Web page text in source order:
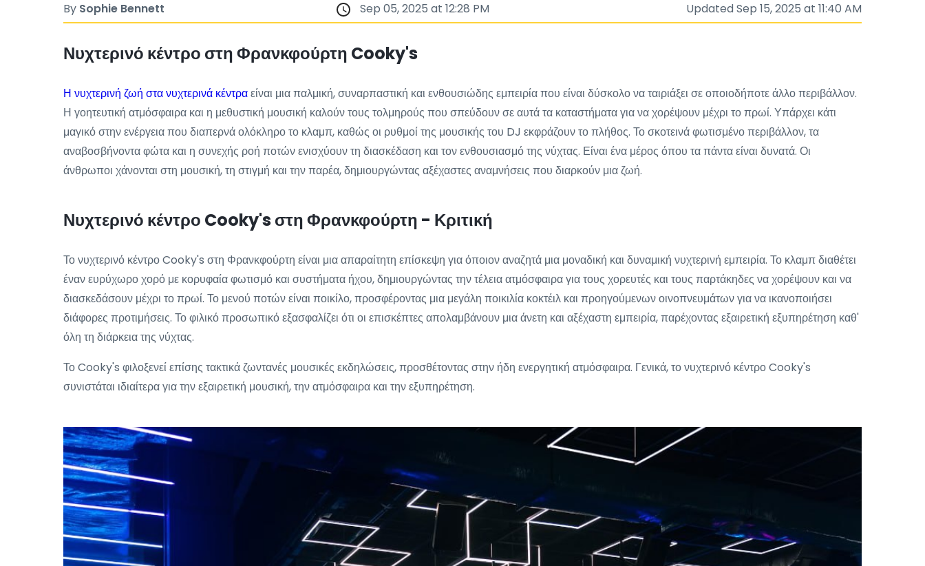
By Sophie Bennett Sep 05, 2025 at 12:28 PM Updated Sep 15, 2025 at 11:40 AM
Νυχτερινό κέντρο στη Φρανκφούρτη Cooky's
Η νυχτερινή ζωή στα νυχτερινά κέντραείναι μια παλμική, συναρπαστική και ενθουσιώδης εμπειρία που είναι δύσκολο να ταιριάξει σε οποιοδήποτε άλλο περιβάλλον.
Η γοητευτική ατμόσφαιρα και η μεθυστική μουσική καλούν τους τολμηρούς που σπεύδουν σε αυτά τα καταστήματα για να χορέψουν μέχρι το πρωί. Υπάρχει κάτι
μαγικό στην ενέργεια που διαπερνά ολόκληρο το κλαμπ, καθώς οι ρυθμοί της μουσικής του DJ εκφράζουν το πλήθος. Το σκοτεινά φωτισμένο περιβάλλον, τα
αναβοσβήνοντα φώτα και η συνεχής ροή ποτών ενισχύουν τη διασκέδαση και τον ενθουσιασμό της νύχτας. Είναι ένα μέρος όπου τα πάντα είναι δυνατά. Οι
άνθρωποι χάνονται στη μουσική, τη στιγμή και την παρέα, δημιουργώντας αξέχαστες αναμνήσεις που διαρκούν μια ζωή.
Νυχτερινό κέντρο Cooky's στη Φρανκφούρτη - Κριτική
Το νυχτερινό κέντρο Cooky's στη Φρανκφούρτη είναι μια απαραίτητη επίσκεψη για όποιον αναζητά μια μοναδική και δυναμική νυχτερινή εμπειρία. Το κλαμπ διαθέτει
έναν ευρύχωρο χορό με κορυφαία φωτισμό και συστήματα ήχου, δημιουργώντας την τέλεια ατμόσφαιρα για τους χορευτές και τους παρτάκηδες να χορέψουν και να
διασκεδάσουν μέχρι το πρωί. Το μενού ποτών είναι ποικίλο, προσφέροντας μια μεγάλη ποικιλία κοκτέιλ και προηγούμενων οινοπνευμάτων για να ικανοποιήσει
διάφορες προτιμήσεις. Το φιλικό προσωπικό εξασφαλίζει ότι οι επισκέπτες απολαμβάνουν μια άνετη και αξέχαστη εμπειρία, παρέχοντας εξαιρετική εξυπηρέτηση καθ'
όλη τη διάρκεια της νύχτας.
Το Cooky's φιλοξενεί επίσης τακτικά ζωντανές μουσικές εκδηλώσεις, προσθέτοντας στην ήδη ενεργητική ατμόσφαιρα. Γενικά, το νυχτερινό κέντρο Cooky's
συνιστάται ιδιαίτερα για την εξαιρετική μουσική, την ατμόσφαιρα και την εξυπηρέτηση.